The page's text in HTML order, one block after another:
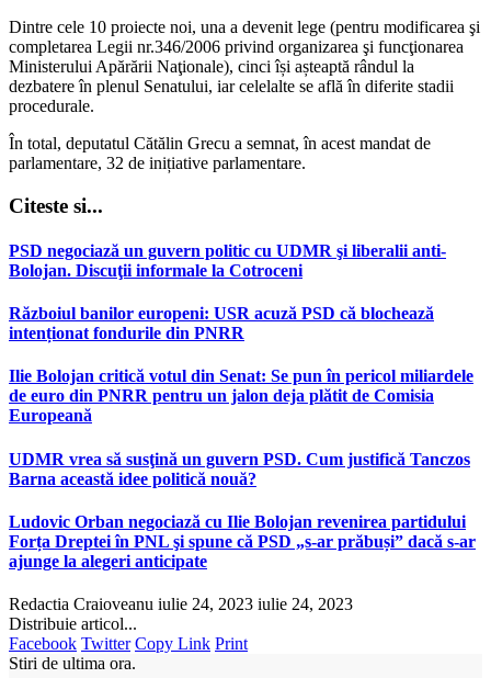
Dintre cele 10 proiecte noi, una a devenit lege (pentru modificarea şi
completarea Legii nr.346/2006 privind organizarea şi funcţionarea
Ministerului Apărării Naţionale), cinci își așteaptă rândul la
dezbatere în plenul Senatului, iar celelalte se află în diferite stadii
procedurale.
În total, deputatul Cătălin Grecu a semnat, în acest mandat de
parlamentare, 32 de inițiative parlamentare.
Citeste si...
PSD negociază un guvern politic cu UDMR şi liberalii anti-
Bolojan. Discuţii informale la Cotroceni
Războiul banilor europeni: USR acuză PSD că blochează
intenționat fondurile din PNRR
Ilie Bolojan critică votul din Senat: Se pun în pericol miliardele
de euro din PNRR pentru un jalon deja plătit de Comisia
Europeană
UDMR vrea să susţină un guvern PSD. Cum justifică Tanczos
Barna această idee politică nouă?
Ludovic Orban negociază cu Ilie Bolojan revenirea partidului
Forța Dreptei în PNL şi spune că PSD „s-ar prăbuși” dacă s-ar
ajunge la alegeri anticipate
Redactia Craioveanu iulie 24, 2023 iulie 24, 2023
Distribuie articol...
Facebook Twitter Copy Link Print
Stiri de ultima ora.